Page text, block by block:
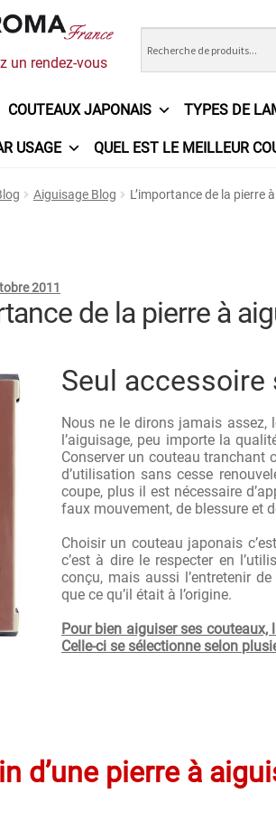
un rendez-vous
COUTEAUX JAPONAIS TYPES DE
USAGE QUEL EST LE MEILLEUR
France Commande Conditions
couteau Trouver mon magasin
Aiguisage Blog L’importance de la pierre
2011
de la pierre à
Seul
Nous ne le dirons jamais assez,
l’aiguisage, peu importe la
Conserver un couteau tranchant
d’utilisation sans cesse
coupe, plus il est nécessaire
faux mouvement, de blessure et
Choisir un couteau japonais
c’est à dire le respecter en
conçu, mais aussi l’entretenir
que ce qu’il était à l’origine.
Pour bien aiguiser ses couteaux,
Celle-ci se sélectionne selon
d’une pierre à